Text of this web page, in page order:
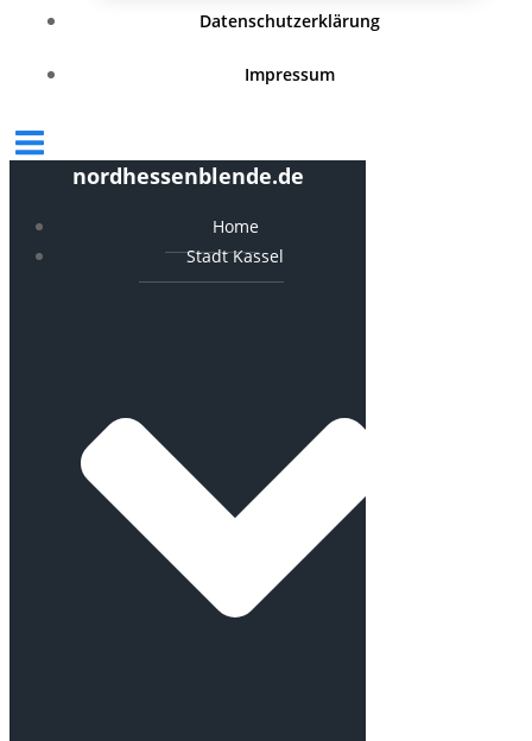
Datenschutzerklärung
Impressum
nordhessenblende.de
Home
Stadt Kassel